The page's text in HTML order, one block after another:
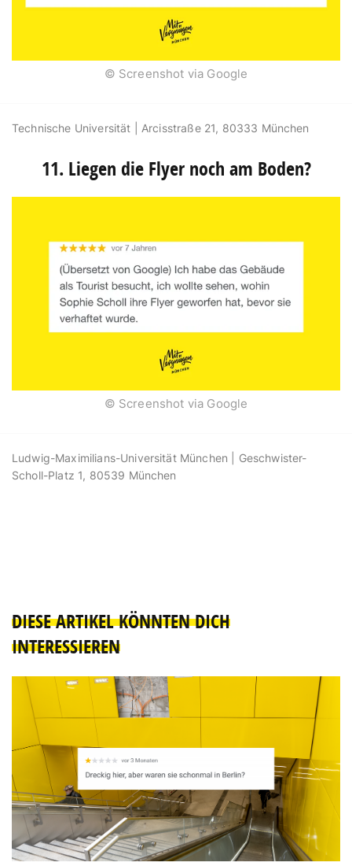
© Screenshot via Google
Technische Universität | Arcisstraße 21, 80333 München
11. Liegen die Flyer noch am Boden?
© Screenshot via Google
Ludwig-Maximilians-Universität München | Geschwister-
Scholl-Platz 1, 80539 München
DIESE ARTIKEL KÖNNTEN DICH
INTERESSIEREN